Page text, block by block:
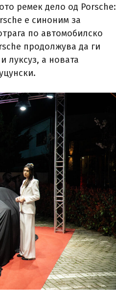
ремек дело од Porsche:
е синоним за
по автомобилско
продолжува да ги
луксуз, а новата